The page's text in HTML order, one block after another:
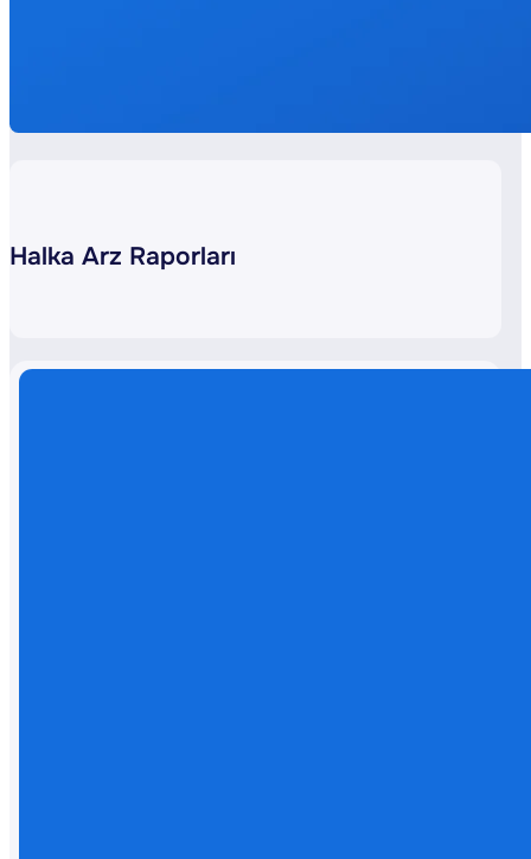
Halka Arz Raporları